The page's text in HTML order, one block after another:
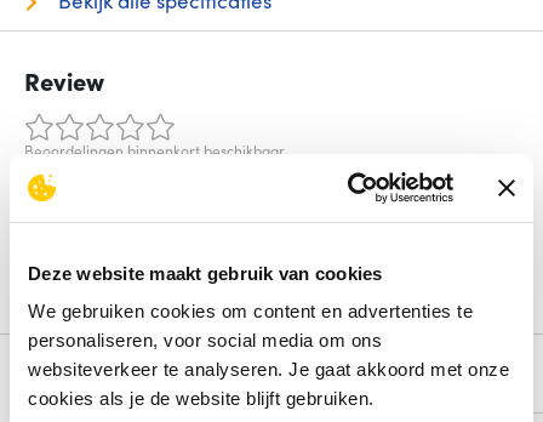
Deze website maakt gebruik van cookies
We gebruiken cookies om content en advertenties te
personaliseren, voor social media om ons
websiteverkeer te analyseren. Je gaat akkoord met onze
cookies als je de website blijft gebruiken.
Review
Beoordelingen binnenkort beschikbaar
Deel je ervaring met het product door het schrijven van een
review.
Schrijf een review
Alternatieven